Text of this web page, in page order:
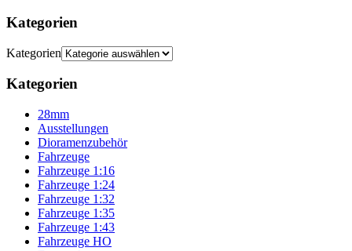
Kategorien
Kategorien
Kategorien
28mm
Ausstellungen
Dioramenzubehör
Fahrzeuge
Fahrzeuge 1:16
Fahrzeuge 1:24
Fahrzeuge 1:32
Fahrzeuge 1:35
Fahrzeuge 1:43
Fahrzeuge HO